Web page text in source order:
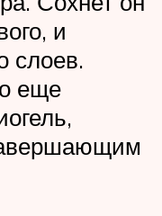
и
слоев.
еще